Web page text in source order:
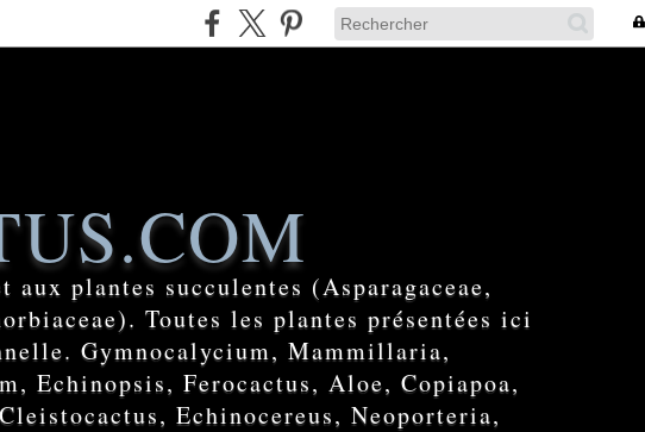
aux plantes succulentes (Asparagaceae,
Toutes les plantes présentées ici
Gymnocalycium, Mammillaria,
Echinopsis, Ferocactus, Aloe, Copiapoa,
Echinocereus, Neoporteria,